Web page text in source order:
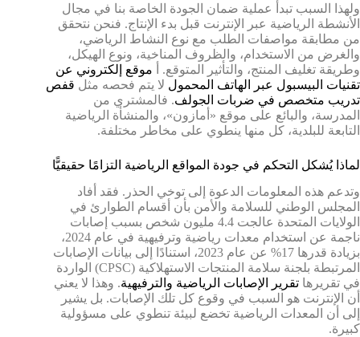
ولهذا السبب تبدأ عملية ضمان الجودة الخاصة بنا في مجال
الأنشطة الرياضية عبر الإنترنت قبل بدء الإنتاج. فنحن نتحقق
من مطابقة مواصفات الطلب مع نوع النشاط الرياضي،
والغرض من الاستخدام، والظروف المناخية، ونوع الهيكل،
وطريقة تغليف المنتج، والتأثير المتوقع. أ موقع إلكتروني عن
تقنيات البيسبول عبر الهاتف المحمول لا يتم فحصه مثل قفص
تدريب متخصص في ضربات الجولف. فالمشتري من
المدرسة، والبائع على موقع «أمازون»، والمنشأة الرياضية
التابعة للبلدية، كل منها ينطوي على مخاطر مختلفة.
لماذا يُشكل التحكم في جودة المواقع الرياضية التزامًا حقيقيًّا
وتدعم هذه المعلومات الدعوة إلى توخي الحذر. فقد أفاد
المجلس الوطني للسلامة والأمن بأن أقسام الطوارئ في
الولايات المتحدة عالجت 4.4 مليون شخص بسبب إصابات
ناجمة عن استخدام معدات رياضية وترفيهية في عام 2024،
بزيادة قدرها 17% عن عام 2023، استنادًا إلى بيانات الإصابات
المرتبطة بلجنة سلامة المنتجات الاستهلاكية (CPSC) الواردة
في تقريرها تقرير الإصابات الرياضية والترفيهية. وهذا لا يعني
أن الإنترنت هو السبب في وقوع كل تلك الإصابات. بل يشير
إلى أن المعدات الرياضية تخضع لبيئة تنطوي على مسؤولية
كبيرة.